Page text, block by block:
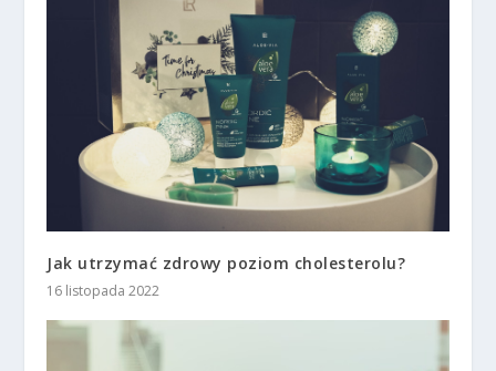
Jak utrzymać zdrowy poziom cholesterolu?
16 listopada 2022